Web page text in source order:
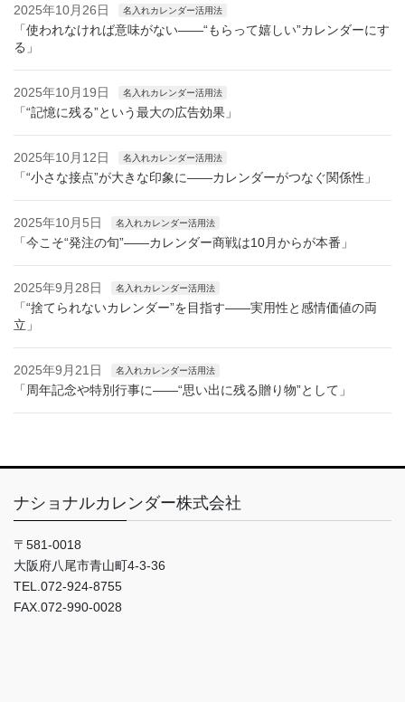
2025年10月26日 名入れカレンダー活用法
「使われなければ意味がない——“もらって嬉しい”カレンダーにす
る」
2025年10月19日 名入れカレンダー活用法
「“記憶に残る”という最大の広告効果」
2025年10月12日 名入れカレンダー活用法
「“小さな接点”が大きな印象に——カレンダーがつなぐ関係性」
2025年10月5日 名入れカレンダー活用法
「今こそ“発注の旬”——カレンダー商戦は10月からが本番」
2025年9月28日 名入れカレンダー活用法
「“捨てられないカレンダー”を目指す——実用性と感情価値の両
立」
2025年9月21日 名入れカレンダー活用法
「周年記念や特別行事に——“思い出に残る贈り物”として」
ナショナルカレンダー株式会社
〒581-0018
大阪府八尾市青山町4-3-36
TEL.072-924-8755
FAX.072-990-0028